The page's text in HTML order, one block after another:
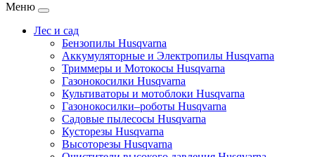
Меню
Лес и сад
Бензопилы Husqvarna
Аккумуляторные и Электропилы Нusqvarna
Триммеры и Мотокосы Нusqvarna
Газонокосилки Husqvarna
Культиваторы и мотоблоки Husqvarna
Газонокосилки–роботы Husqvarna
Садовые пылесосы Husqvarna
Кусторезы Husqvarna
Высоторезы Husqvarna